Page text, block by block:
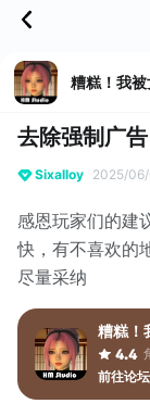
糟糕！我被
去除强制广
Sixalloy 2025/
感恩玩家们的建
快，有不喜欢的
尽量采纳
糟糕！
4.4
前往论坛